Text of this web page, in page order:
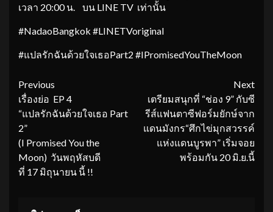
เวลา 20:00 น.
บน LINE TV เท่านั้น
#NadaoBangkok #LINETVoriginal
#แปลรักฉันด้วยใจเธอPart2 #IPromisedYouTheMoon
Continue
Reading
Previous
เรื่องย่อ EP 4
“แปลรักฉันด้วยใจเธอ Part
2”
(I Promised You the
Moon) วันพฤหัสบดี
ที่ 17 มิถุนายน นี้ !!
Next
เตรียมสนุกที่ “ช่อง 9” กับซี
รีส์แฟนตาซีฟอร์มยักษ์จาก
แดนมังกร“ศึกไข่มุกสวรรค์
แห่งแดนบูรพา” เริ่มจอย
พร้อมกัน 20 มิ.ย.นี้